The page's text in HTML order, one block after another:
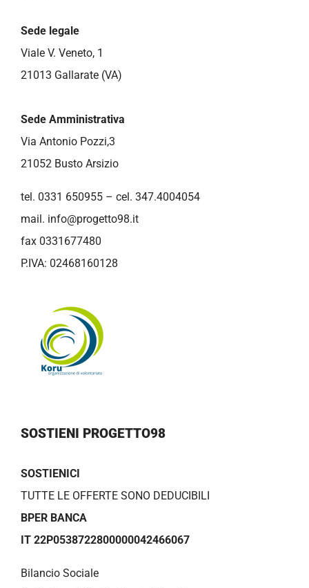
Sede legale
Viale V. Veneto, 1
21013 Gallarate (VA)
Sede Amministrativa
Via Antonio Pozzi,3
21052 Busto Arsizio
tel. 0331 650955 – cel. 347.4004054
mail. info@progetto98.it
fax 0331677480
P.IVA: 02468160128
SOSTIENI PROGETTO98
SOSTIENICI
TUTTE LE OFFERTE SONO DEDUCIBILI
BPER BANCA
IT 22P0538722800000042466067
Bilancio Sociale